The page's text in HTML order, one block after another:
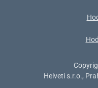
Helveti s.r.o.,